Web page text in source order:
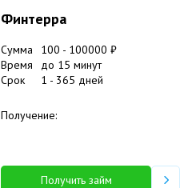
Финтерра
Сумма 100 - 100000 ₽
Время
до 15 минут
Срок
1 - 365 дней
Получение:
Получить займ